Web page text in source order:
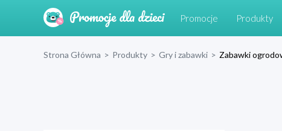
Promocje Produkty
Strona Główna > Produkty > Gry i zabawki > Zabawki